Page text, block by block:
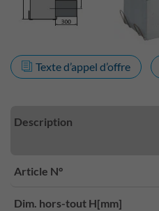
Texte d’appel d’offre
Description
Article N°
Dim. hors-tout H[mm]